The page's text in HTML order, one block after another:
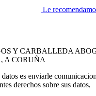
Le
Y CARBALLEDA
, A CORUÑA
es enviarle
derechos sobre sus datos,